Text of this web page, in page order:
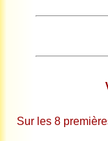
Sur les 8